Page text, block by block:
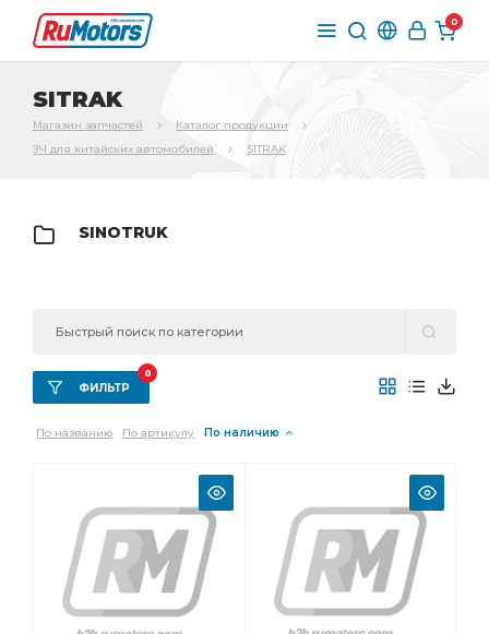
0
SITRAK
Магазин запчастей
Каталог продукции
ЗЧ для китайских автомобилей
SITRAK
SINOTRUK
ФИЛЬТР
0
По названию По артикулу По наличию